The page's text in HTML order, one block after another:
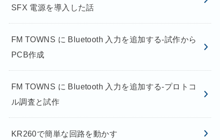
SFX 電源を導入した話
FM TOWNS に Bluetooth 入力を追加する-試作から
PCB作成
FM TOWNS に Bluetooth 入力を追加する-プロトコ
ル調査と試作
KR260で簡単な回路を動かす